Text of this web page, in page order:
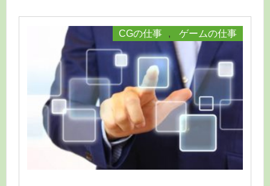
CGの仕事 , ゲームの仕事